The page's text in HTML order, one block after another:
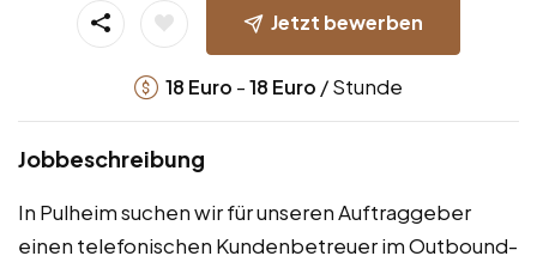
Jetzt bewerben
18 Euro -18 Euro / Stunde
Jobbeschreibung
In Pulheim suchen wir für unseren Auftraggeber
einen telefonischen Kundenbetreuer im Outbound-